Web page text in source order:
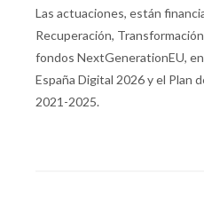
Las actuaciones, están
Recuperación,
fondos NextGenerationEU,
España Digital 2026 y el Plan
2021-2025.